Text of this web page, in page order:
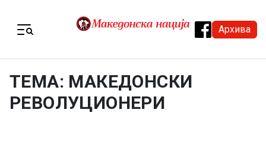
Архива
ТЕМА: МАКЕДОНСКИ
РЕВОЛУЦИОНЕРИ